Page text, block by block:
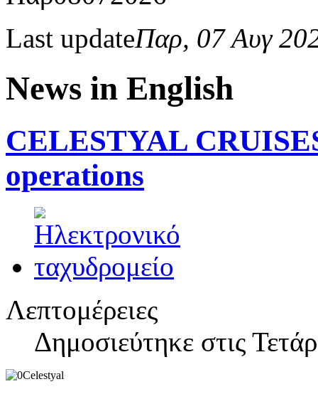
Last updateΠαρ, 07 Αυγ
News in English
CELESTYAL
operations
Λεπτομέρειες
Δημοσιεύτηκε στις